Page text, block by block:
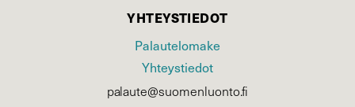
YHTEYSTIEDOT
Palautelomake
Yhteystiedot
palaute@suomenluonto.fi